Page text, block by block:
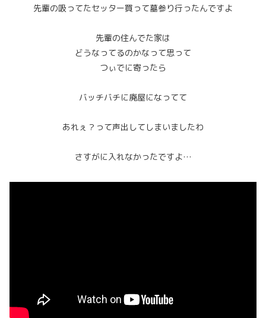
先輩の吸ってたセッター買って墓参り行ったんですよ
先輩の住んでた家は
どうなってるのかなって思って
つぃでに寄ったら
バッチバチに廃屋になってて
あれぇ？って声出してしまいましたわ
さすがに入れなかったですよ…